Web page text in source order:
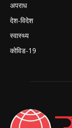
अपराध
देश-विदेश
स्वास्थ्य
कोविड-19